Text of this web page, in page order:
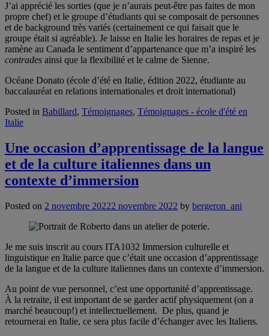
J’ai apprécié les sorties (que je n’aurais peut-être pas faites de mon
propre chef) et le groupe d’étudiants qui se composait de personnes
et de background très variés (certainement ce qui faisait que le
groupe était si agréable). Je laisse en Italie les horaires de repas et je
ramène au Canada le sentiment d’appartenance que m’a inspiré les
contrades ainsi que la flexibilité et le calme de Sienne.
Océane Donato (école d’été en Italie, édition 2022, étudiante au
baccalauréat en relations internationales et droit international)
Posted in Babillard, Témoignages, Témoignages - école d'été en
Italie
Une occasion d’apprentissage de la langue
et de la culture italiennes dans un
contexte d’immersion
Posted on 2 novembre 20222 novembre 2022 by bergeron_ani
Je me suis inscrit au cours ITA1032 Immersion culturelle et
linguistique en Italie parce que c’était une occasion d’apprentissage
de la langue et de la culture italiennes dans un contexte d’immersion.
Au point de vue personnel, c’est une opportunité d’apprentissage.
À la retraite, il est important de se garder actif physiquement (on a
marché beaucoup!) et intellectuellement. De plus, quand je
retournerai en Italie, ce sera plus facile d’échanger avec les Italiens.